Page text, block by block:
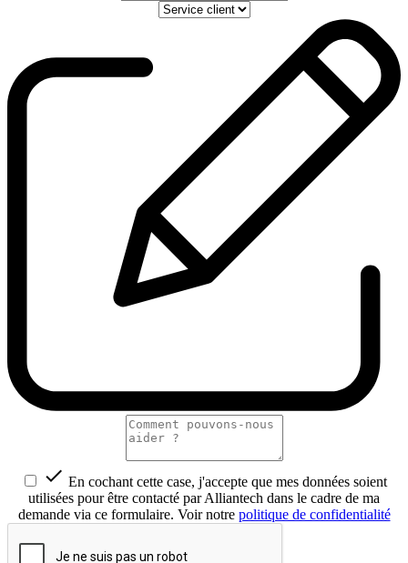
 En cochant cette case, j'accepte que mes données soient
utilisées pour être contacté par Alliantech dans le cadre de ma
demande via ce formulaire. Voir notre politique de confidentialité